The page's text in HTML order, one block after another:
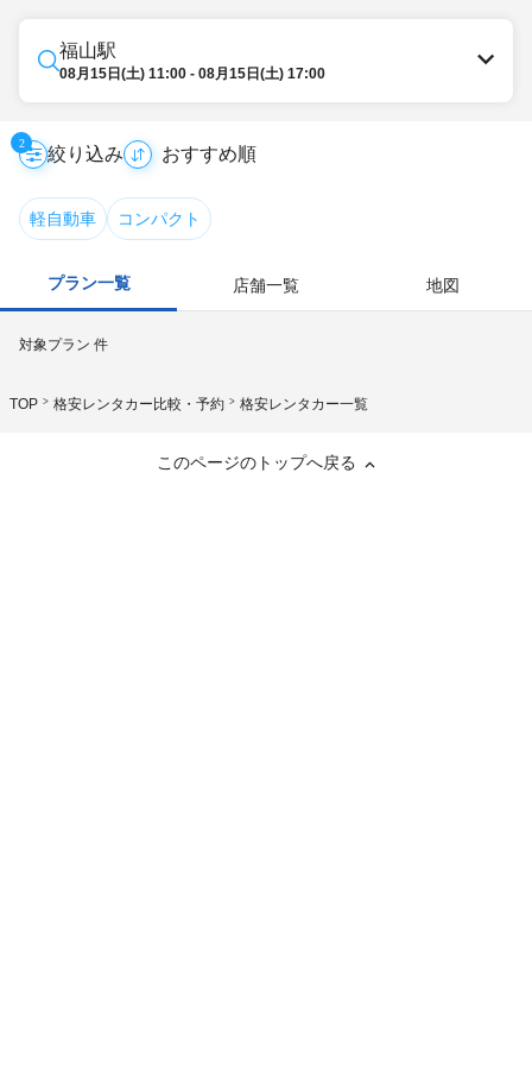
福山駅
08月15日(土) 11:00 - 08月15日(土) 17:00
2
絞り込み
軽自動車 コンパクト
プラン一覧 店舗一覧 地図
対象プラン 件
TOP 格安レンタカー比較・予約 格安レンタカー一覧
このページのトップへ戻る